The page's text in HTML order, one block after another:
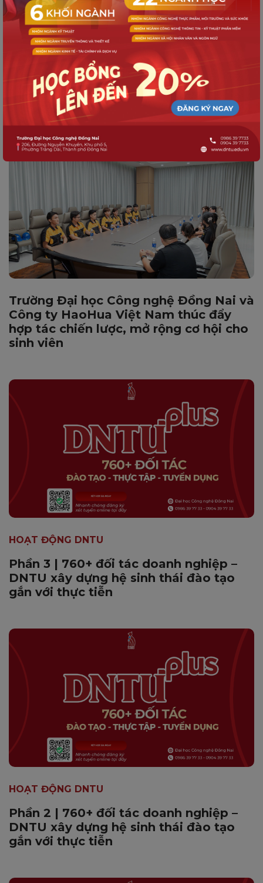
HOẠT ĐỘNG DNTU
Giảng viên và Sinh viên DNTU tiếp cận
chuẩn đào tạo Y khoa quốc tế tại
Philippines
Trường Đại học Công nghệ Đồng Nai và
Công ty HaoHua Việt Nam thúc đẩy
hợp tác chiến lược, mở rộng cơ hội cho
sinh viên
HOẠT ĐỘNG DNTU
Phần 3 | 760+ đối tác doanh nghiệp –
DNTU xây dựng hệ sinh thái đào tạo
gắn với thực tiễn
HOẠT ĐỘNG DNTU
Phần 2 | 760+ đối tác doanh nghiệp –
DNTU xây dựng hệ sinh thái đào tạo
gắn với thực tiễn